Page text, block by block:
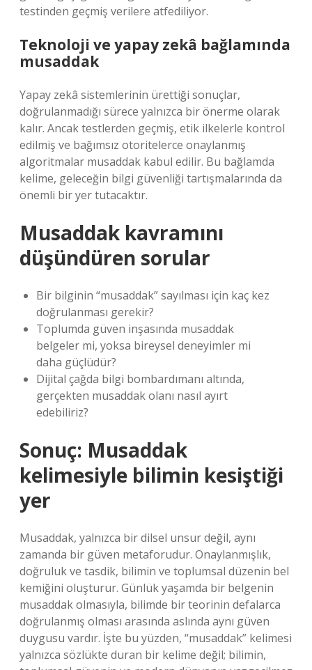
testinden geçmiş verilere atfediliyor.
Teknoloji ve yapay zekâ bağlamında
musaddak
Yapay zekâ sistemlerinin ürettiği sonuçlar,
doğrulanmadığı sürece yalnızca bir önerme olarak
kalır. Ancak testlerden geçmiş, etik ilkelerle kontrol
edilmiş ve bağımsız otoritelerce onaylanmış
algoritmalar musaddak kabul edilir. Bu bağlamda
kelime, geleceğin bilgi güvenliği tartışmalarında da
önemli bir yer tutacaktır.
Musaddak kavramını
düşündüren sorular
Bir bilginin “musaddak” sayılması için kaç kez
doğrulanması gerekir?
Toplumda güven inşasında musaddak
belgeler mi, yoksa bireysel deneyimler mi
daha güçlüdür?
Dijital çağda bilgi bombardımanı altında,
gerçekten musaddak olanı nasıl ayırt
edebiliriz?
Sonuç: Musaddak
kelimesiyle bilimin kesiştiği
yer
Musaddak, yalnızca bir dilsel unsur değil, aynı
zamanda bir güven metaforudur. Onaylanmışlık,
doğruluk ve tasdik, bilimin ve toplumsal düzenin bel
kemiğini oluşturur. Günlük yaşamda bir belgenin
musaddak olmasıyla, bilimde bir teorinin defalarca
doğrulanmış olması arasında aslında aynı güven
duygusu vardır. İşte bu yüzden, “musaddak” kelimesi
yalnızca sözlükte duran bir kelime değil; bilimin,